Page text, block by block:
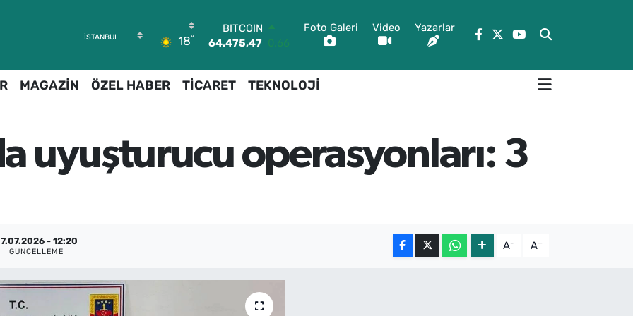
18°
BITCOIN
64.475,47 0.66
47,5971 0.05
EURO
GRAM ALTIN
6527.85 0.54
Foto Galeri Video Yazarlar
MAGAZİN ÖZEL HABER TİCARET TEKNOLOJİ
uyuşturucu operasyonları: 3
- 12:20
GÜNCELLEME A- A+